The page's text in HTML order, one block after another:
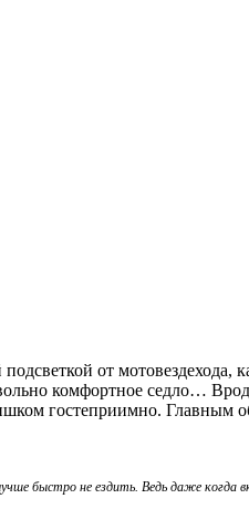
от
комфортное седло…
гостеприимно. Главным
быстро не ездить. Ведь даже когда